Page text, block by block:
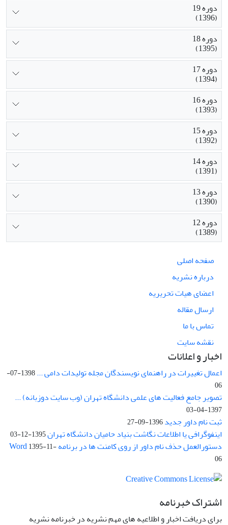
دوره 19
(1396)
دوره 18
(1395)
دوره 17
(1394)
دوره 16
(1393)
دوره 15
(1392)
دوره 14
(1391)
دوره 13
(1390)
دوره 12
(1389)
صفحه اصلی
درباره نشریه
اعضای هیات تحریریه
ارسال مقاله
تماس با ما
نقشه سایت
اخبار و اعلانات
اعمال تغییرات در راهنمای نویسندگان مجله تولیدات دامی ...
1398-07-
06
تصویر جامع فعالیت های علمی دانشگاه تهران (وب سایت دوزبانه) ...
1397-04-03
ثبت نام داور جدید1396-09-27
اینفوگرافی یا اطلاعات نگاشت بنیاد حامیان دانشگاه تهران1395-12-03
دستورالعمل حذف نام داور از روی کامنت ها در برنامه Word1395-11-
06
اشتراک خبرنامه
برای دریافت اخبار و اطلاعیه های مهم نشریه در خبرنامه نشریه